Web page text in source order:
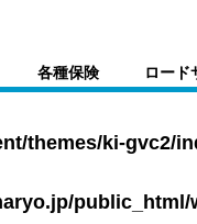
各種保険 ロード
themes/ki-gvc2/